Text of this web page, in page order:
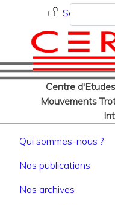
Menu
Se connecter
Centre
Mouvements
Rechercher
Navigation
Qui sommes-nous ?
Nos publications
Nos archives